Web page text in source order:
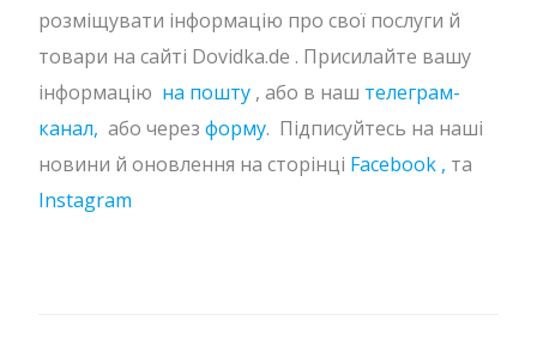
розміщувати інформацію про свої послуги й
товари на сайті Dovidka.de . Присилайте вашу
інформацію на пошту , або в наш телеграм-
канал, або через форму. Підписуйтесь на наші
новини й оновлення на сторінці Facebook , та
Instagram